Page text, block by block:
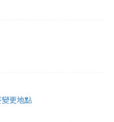
更地點